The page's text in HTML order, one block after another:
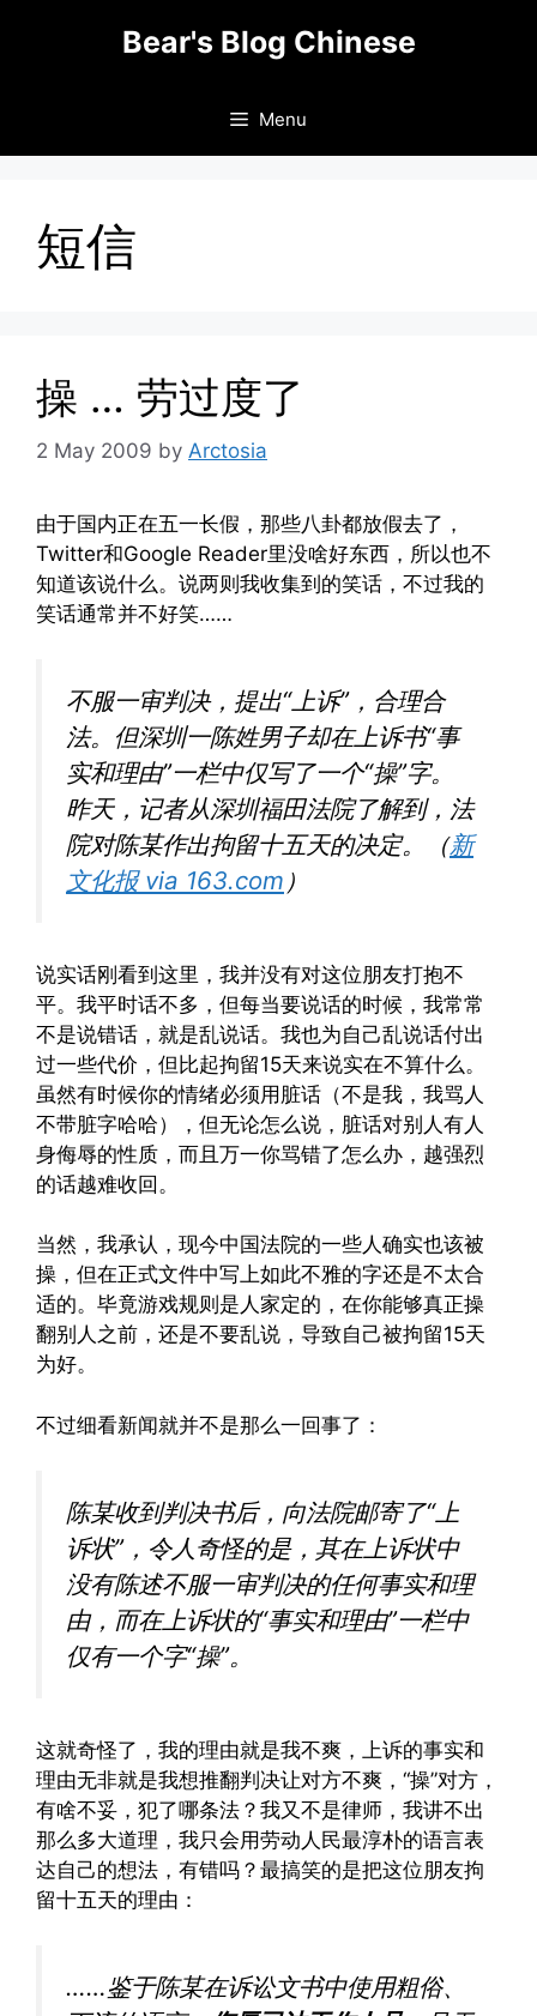
Bear's Blog Chinese
Menu
短信
操 … 劳过度了
2 May 2009 by Arctosia
由于国内正在五一长假，那些八卦都放假去了，
Twitter和Google Reader里没啥好东西，所以也不
知道该说什么。说两则我收集到的笑话，不过我的
笑话通常并不好笑……
不服一审判决，提出“上诉”，合理合
法。但深圳一陈姓男子却在上诉书“事
实和理由”一栏中仅写了一个“操”字。
昨天，记者从深圳福田法院了解到，法
院对陈某作出拘留十五天的决定。（新
文化报 via 163.com ）
说实话刚看到这里，我并没有对这位朋友打抱不
平。我平时话不多，但每当要说话的时候，我常常
不是说错话，就是乱说话。我也为自己乱说话付出
过一些代价，但比起拘留15天来说实在不算什么。
虽然有时候你的情绪必须用脏话（不是我，我骂人
不带脏字哈哈），但无论怎么说，脏话对别人有人
身侮辱的性质，而且万一你骂错了怎么办，越强烈
的话越难收回。
当然，我承认，现今中国法院的一些人确实也该被
操，但在正式文件中写上如此不雅的字还是不太合
适的。毕竟游戏规则是人家定的，在你能够真正操
翻别人之前，还是不要乱说，导致自己被拘留15天
为好。
不过细看新闻就并不是那么一回事了：
陈某收到判决书后，向法院邮寄了“上
诉状”，令人奇怪的是，其在上诉状中
没有陈述不服一审判决的任何事实和理
由，而在上诉状的“事实和理由”一栏中
仅有一个字“操”。
这就奇怪了，我的理由就是我不爽，上诉的事实和
理由无非就是我想推翻判决让对方不爽，“操”对方，
有啥不妥，犯了哪条法？我又不是律师，我讲不出
那么多大道理，我只会用劳动人民最淳朴的语言表
达自己的想法，有错吗？最搞笑的是把这位朋友拘
留十五天的理由：
……鉴于陈某在诉讼文书中使用粗俗、